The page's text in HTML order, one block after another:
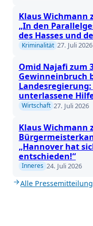
Klaus Wichmann
„In den
des Hasses und
Kriminalität 27. Juli 2026
Omid Najafi zum
Gewinneinbruch
unterlassene
Wirtschaft 27. Juli 2026
Klaus Wichmann
„Hannover hat
entschieden!“
Inneres 24. Juli 2026
Alle